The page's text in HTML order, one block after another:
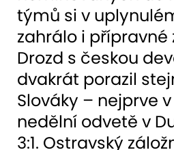
týmů si v
zahrálo i přípravné
Drozd s českou
dvakrát porazil
Slováky – nejprve
nedělní odvetě v
3:1. Ostravský